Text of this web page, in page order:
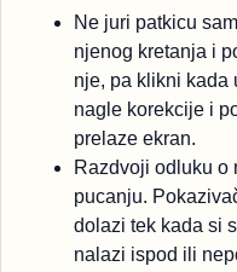
Ne juri patkicu
njenog kretanja i
nje, pa klikni kada
nagle korekcije i
prelaze ekran.
Razdvoji odluku o
pucanju.
dolazi tek kada si
nalazi ispod ili